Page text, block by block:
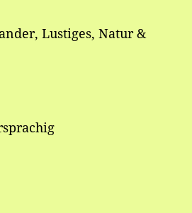
Lustiges, Natur &